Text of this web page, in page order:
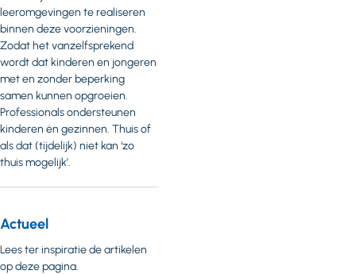
leeromgevingen te realiseren
binnen deze voorzieningen.
Zodat het vanzelfsprekend
wordt dat kinderen en jongeren
met en zonder beperking
samen kunnen opgroeien.
Professionals ondersteunen
kinderen ėn gezinnen. Thuis of
als dat (tijdelijk) niet kan ‘zo
thuis mogelijk’.
Actueel
Lees ter inspiratie de artikelen
op deze pagina.